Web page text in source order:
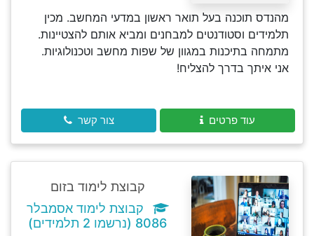
מהנדס תוכנה בעל תואר ראשון במדעי המחשב. מכין
תלמידים וסטודנטים למבחנים ומביא אותם להצטיינות.
מתמחה בתיכנות במגוון של שפות מחשב וטכנולוגיות.
אני איתך בדרך להצליח!
עוד פרטים צור קשר
קבוצת לימוד בזום
קבוצת לימוד אסמבלר
8086 (נרשמו 2 תלמידים)